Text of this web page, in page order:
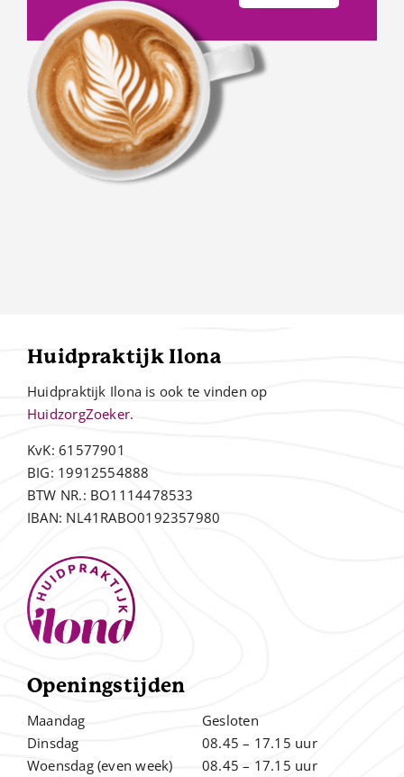
Huidpraktijk Ilona
Huidpraktijk Ilona is ook te vinden op
HuidzorgZoeker.
KvK: 61577901
BIG: 19912554888
BTW NR.: BO1114478533
IBAN: NL41RABO0192357980
Openingstijden
Maandag
Dinsdag
Woensdag (even week)
Gesloten
08.45 – 17.15 uur
08.45 – 17.15 uur